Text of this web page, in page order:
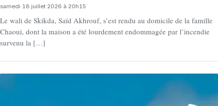
samedi 18 juillet 2026 à 20h15
Le wali de Skikda, Saïd Akhrouf, s’est rendu au domicile de la famille
Chaoui, dont la maison a été lourdement endommagée par l’incendie
survenu la […]